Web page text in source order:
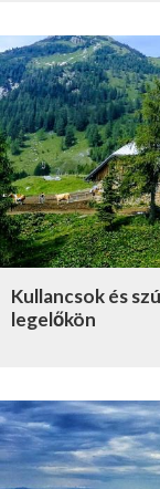
Kullancsok és
legelőkön